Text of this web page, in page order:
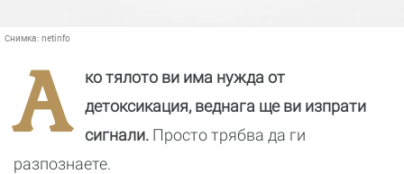
Снимка: netinfo
А
ко тялото ви има нужда от
детоксикация, веднага ще ви изпрати
сигнали. Просто трябва да ги
разпознаете.